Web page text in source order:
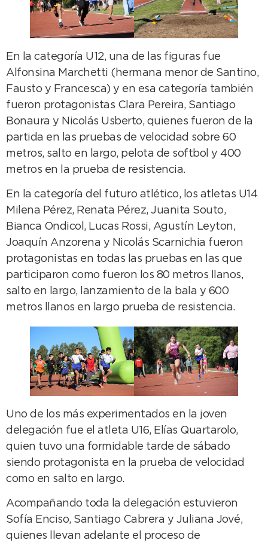
En la categoría U12, una de las figuras fue
Alfonsina Marchetti (hermana menor de Santino,
Fausto y Francesca) y en esa categoría también
fueron protagonistas Clara Pereira, Santiago
Bonaura y Nicolás Usberto, quienes fueron de la
partida en las pruebas de velocidad sobre 60
metros, salto en largo, pelota de softbol y 400
metros en la prueba de resistencia.
En la categoría del futuro atlético, los atletas U14
Milena Pérez, Renata Pérez, Juanita Souto,
Bianca Ondicol, Lucas Rossi, Agustín Leyton,
Joaquín Anzorena y Nicolás Scarnichia fueron
protagonistas en todas las pruebas en las que
participaron como fueron los 80 metros llanos,
salto en largo, lanzamiento de la bala y 600
metros llanos en largo prueba de resistencia.
Uno de los más experimentados en la joven
delegación fue el atleta U16, Elías Quartarolo,
quien tuvo una formidable tarde de sábado
siendo protagonista en la prueba de velocidad
como en salto en largo.
Acompañando toda la delegación estuvieron
Sofía Enciso, Santiago Cabrera y Juliana Jové,
quienes llevan adelante el proceso de